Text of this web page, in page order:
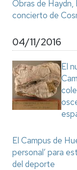
Obras de
concierto de
04/11/2016
El
El Campus de
personal’ para
del deporte